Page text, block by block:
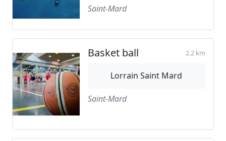
Saint-Mard
Basket ball 2.2 km
Lorrain Saint Mard
Saint-Mard